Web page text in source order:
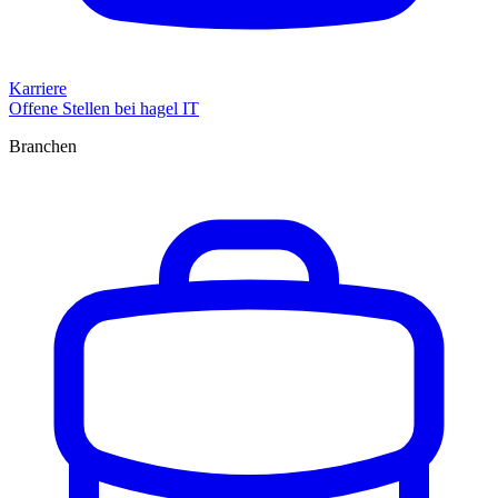
Karriere
Offene Stellen bei hagel IT
Branchen